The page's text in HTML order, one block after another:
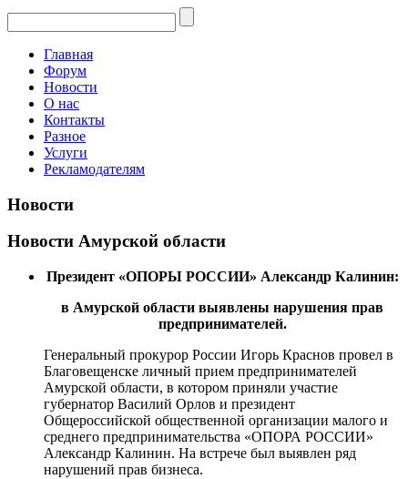
Главная
Форум
Новости
О нас
Контакты
Разное
Услуги
Рекламодателям
Новости
Новости Амурской области
Президент «ОПОРЫ РОССИИ» Александр Калинин:
в Амурской области выявлены нарушения прав
предпринимателей.
Генеральный прокурор России Игорь Краснов провел в
Благовещенске личный прием предпринимателей
Амурской области, в котором приняли участие
губернатор Василий Орлов и президент
Общероссийской общественной организации малого и
среднего предпринимательства «ОПОРА РОССИИ»
Александр Калинин. На встрече был выявлен ряд
нарушений прав бизнеса.